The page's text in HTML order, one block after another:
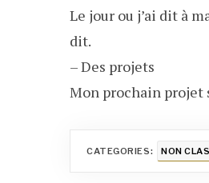
Le jour ou j’ai dit à
dit.
– Des projets
Mon prochain projet
CATEGORIES: NON